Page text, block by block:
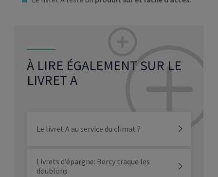
À LIRE ÉGALEMENT SUR LE
LIVRET A
Le livret A au service du climat ?
Livrets d’épargne: Bercy traque les
doublons